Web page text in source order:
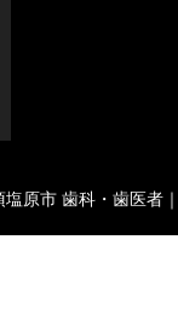
原市 歯科・歯医者